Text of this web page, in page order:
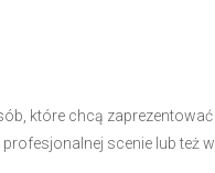
które chcą zaprezentować
scenie lub też w